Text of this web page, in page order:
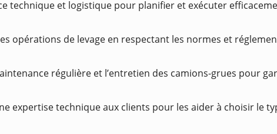
technique et logistique pour planifier et exécuter
opérations de levage en respectant les normes et
régulière et l’entretien des camions-grues pour
expertise technique aux clients pour les aider à choisir le